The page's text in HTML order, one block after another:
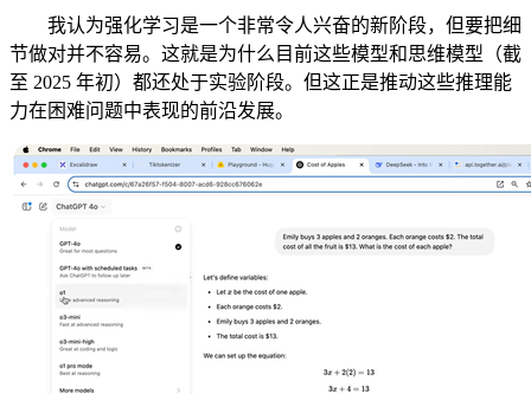
我认为强化学习是一个非常令人兴奋的新阶段，但要把细
节做对并不容易。这就是为什么目前这些模型和思维模型（截
至 2025 年初）都还处于实验阶段。但这正是推动这些推理能
力在困难问题中表现的前沿发展。